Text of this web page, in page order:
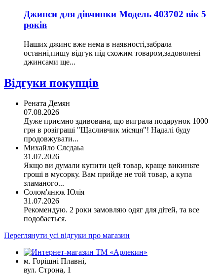
Джинси для дівчинки Модель 403702 вік 5
років
Наших джинс вже нема в наявності,забрала
останні,пишу відгук під схожим товаром,задоволені
джинсами ще...
Відгуки покупців
Рената Демян
07.08.2026
Дуже приємно здивована, що виграла подарунок 1000
грн в розіграші "Щасливчик місяця"! Надалі буду
продовжувати...
Михайло Слсдаьа
31.07.2026
Якщо ви думали купити цей товар, краще викиньте
гроші в мусорку. Вам прийде не той товар, а купа
зламаного...
Солом'янюк Юлія
31.07.2026
Рекомендую. 2 роки замовляю одяг для дітей, та все
подобається.
Переглянути усі відгуки про магазин
м. Горішні Плавні,
вул. Строна, 1